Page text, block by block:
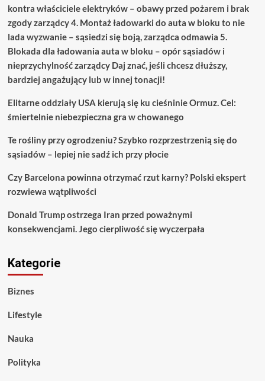
kontra właściciele elektryków – obawy przed pożarem i brak
zgody zarządcy 4. Montaż ładowarki do auta w bloku to nie
lada wyzwanie – sąsiedzi się boją, zarządca odmawia 5.
Blokada dla ładowania auta w bloku – opór sąsiadów i
nieprzychylność zarządcy Daj znać, jeśli chcesz dłuższy,
bardziej angażujący lub w innej tonacji!
Elitarne oddziały USA kierują się ku cieśninie Ormuz. Cel:
śmiertelnie niebezpieczna gra w chowanego
Te rośliny przy ogrodzeniu? Szybko rozprzestrzenią się do
sąsiadów – lepiej nie sadź ich przy płocie
Czy Barcelona powinna otrzymać rzut karny? Polski ekspert
rozwiewa wątpliwości
Donald Trump ostrzega Iran przed poważnymi
konsekwencjami. Jego cierpliwość się wyczerpała
Kategorie
Biznes
Lifestyle
Nauka
Polityka